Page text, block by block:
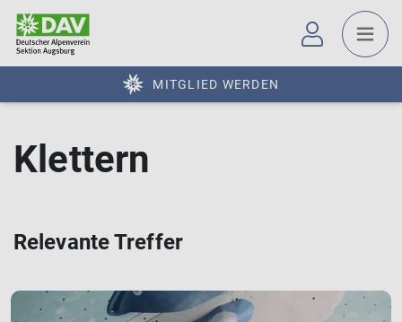
MITGLIED WERDEN
Klettern
Relevante Treffer